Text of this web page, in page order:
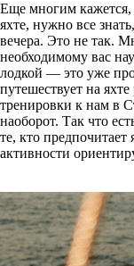
Еще многим кажется,
яхте, нужно все
вечера. Это не так.
необходимому вас
лодкой — это уже про
путешествует на
тренировки к нам в
наоборот. Так что
те, кто
активности